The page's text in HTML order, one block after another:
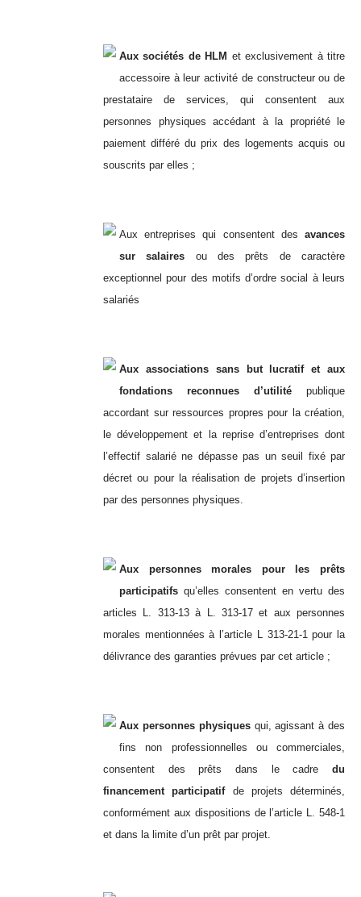
Aux sociétés de HLM et exclusivement à titre
accessoire à leur activité de constructeur ou de
prestataire de services, qui consentent aux
personnes physiques accédant à la propriété le
paiement différé du prix des logements acquis ou
souscrits par elles ;
Aux entreprises qui consentent des avances
sur salaires ou des prêts de caractère
exceptionnel pour des motifs d’ordre social à leurs
salariés
Aux associations sans but lucratif et aux
fondations reconnues d’utilité publique
accordant sur ressources propres pour la création,
le développement et la reprise d’entreprises dont
l’effectif salarié ne dépasse pas un seuil fixé par
décret ou pour la réalisation de projets d’insertion
par des personnes physiques.
Aux personnes morales pour les prêts
participatifs qu’elles consentent en vertu des
articles L. 313-13 à L. 313-17 et aux personnes
morales mentionnées à l’article L 313-21-1 pour la
délivrance des garanties prévues par cet article ;
Aux personnes physiques qui, agissant à des
fins non professionnelles ou commerciales,
consentent des prêts dans le cadre du
financement participatifde projets déterminés,
conformément aux dispositions de l’article L. 548-1
et dans la limite d’un prêt par projet.